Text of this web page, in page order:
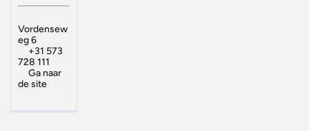
Vordensew
eg 6
+31 573
728 111
Ga naar
de site